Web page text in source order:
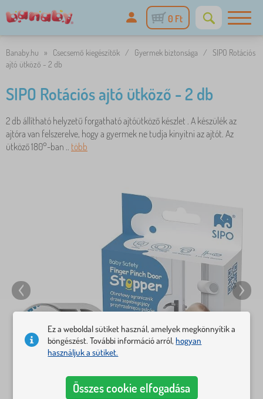
0 Ft
Banaby.hu » Csecsemő kiegészítők / Gyermek biztonsága / SIPO Rotációs
ajtó ütköző - 2 db
SIPO Rotációs ajtó ütköző - 2 db
2 db állítható helyzetű forgatható ajtóütköző készlet . A készülék az
ajtóra van felszerelve, hogy a gyermek ne tudja kinyitni az ajtót. Az
ütköző 180°-ban .. több
Ez a weboldal sütiket használ, amelyek megkönnyítik a
böngészést. További információ arról,hogyan
használjuk a sütiket.
Összes cookie elfogadása